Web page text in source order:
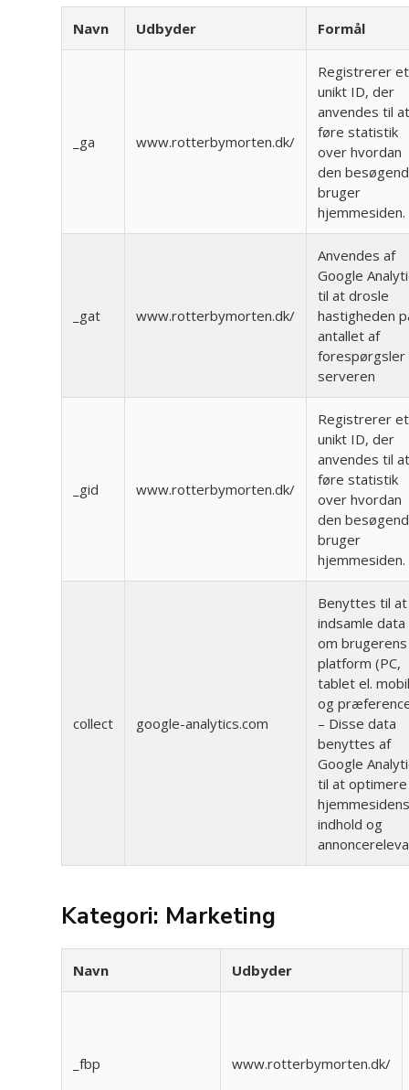
Navn Udbyder Formål
_ga www.rotterbymorten.dk/
Registrerer et
unikt ID, der
anvendes til
føre statistik
over hvordan
den
bruger
hjemmesiden.
_gat www.rotterbymorten.dk/
Anvendes af
Google
til at drosle
hastigheden
antallet af
forespørgsler
serveren
_gid www.rotterbymorten.dk/
Registrerer et
unikt ID, der
anvendes til
føre statistik
over hvordan
den
bruger
hjemmesiden.
collect google-analytics.com
Benyttes til at
indsamle data
om brugerens
platform (PC,
tablet el.
og
– Disse data
benyttes af
Google
til at optimere
indhold og
Kategori: Marketing
Navn Udbyder
_fbp www.rotterbymorten.dk/